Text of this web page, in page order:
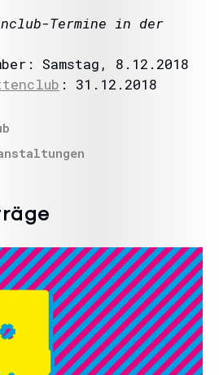
Termine in der
Samstag, 8.12.2018
: 31.12.2018